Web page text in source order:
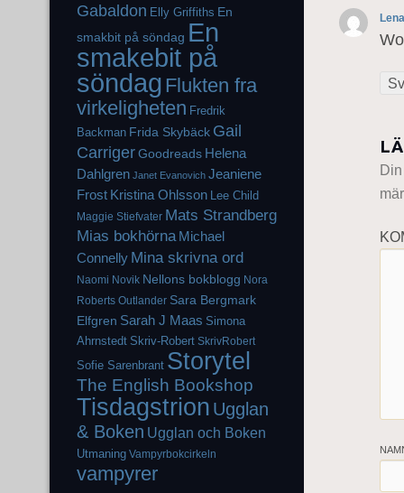
Lena
Gabaldon Elly Griffiths En
smakbit på söndag En
smakebit på
söndag Flukten fra
virkeligheten Fredrik
Backman Frida Skybäck Gail
CarrigerGoodreads Helena
Dahlgren Janet Evanovich Jeaniene
Frost Kristina Ohlsson Lee Child
Maggie Stiefvater Mats Strandberg
Mias bokhörna Michael
Connelly Mina skrivna ord
Naomi Novik Nellons bokblogg Nora
Roberts Outlander Sara Bergmark
Elfgren Sarah J Maas Simona
Ahrnstedt Skriv-Robert SkrivRobert
Sofie Sarenbrant Storytel
The English Bookshop
Tisdagstrion Ugglan
& Boken Ugglan och Boken
Utmaning Vampyrbokcirkeln
vampyrer